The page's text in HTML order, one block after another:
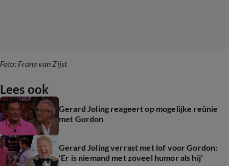
Foto: Frans van Zijst
Lees ook
Gerard Joling reageert op mogelijke reünie
met Gordon
Gerard Joling verrast met lof voor Gordon:
'Er is niemand met zoveel humor als hij'